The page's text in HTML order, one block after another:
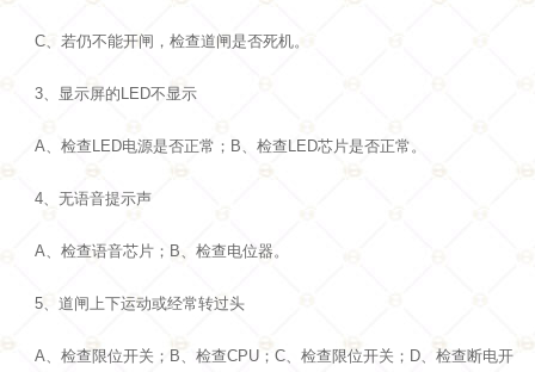
C、若仍不能开闸，检查道闸是否死机。
3、显示屏的LED不显示
A、检查LED电源是否正常；B、检查LED芯片是否正常。
4、无语音提示声
A、检查语音芯片；B、检查电位器。
5、道闸上下运动或经常转过头
A、检查限位开关；B、检查CPU；C、检查限位开关；D、检查断电开